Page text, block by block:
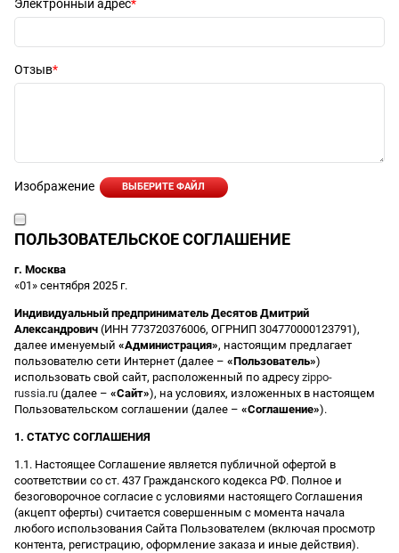
Электронный адрес
Отзыв
Изображение ВЫБЕРИТЕ ФАЙЛ
ПОЛЬЗОВАТЕЛЬСКОЕ СОГЛАШЕНИЕ
г. Москва
«01» сентября 2025 г.
Индивидуальный предприниматель Десятов Дмитрий
Александрович (ИНН 773720376006, ОГРНИП 304770000123791),
далее именуемый «Администрация», настоящим предлагает
пользователю сети Интернет (далее – «Пользователь»)
использовать свой сайт, расположенный по адресу zippo-
russia.ru (далее – «Сайт»), на условиях, изложенных в настоящем
Пользовательском соглашении (далее – «Соглашение»).
1. СТАТУС СОГЛАШЕНИЯ
1.1. Настоящее Соглашение является публичной офертой в
соответствии со ст. 437 Гражданского кодекса РФ. Полное и
безоговорочное согласие с условиями настоящего Соглашения
(акцепт оферты) считается совершенным с момента начала
любого использования Сайта Пользователем (включая просмотр
контента, регистрацию, оформление заказа и иные действия).